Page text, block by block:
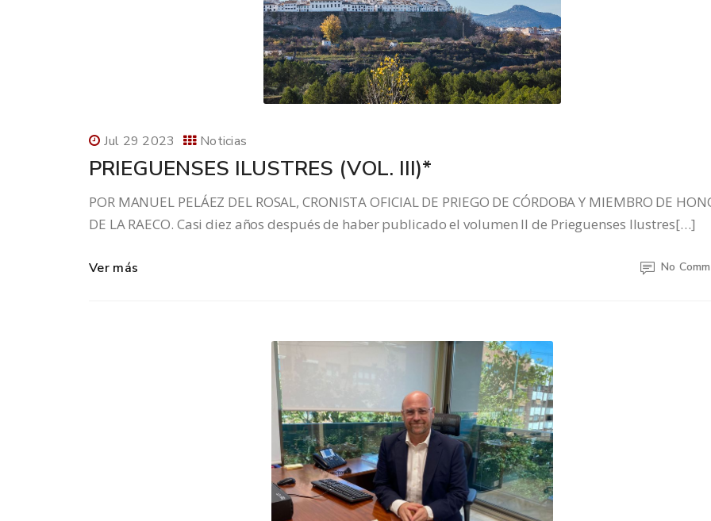
Jul 29 2023 Noticias
PRIEGUENSES ILUSTRES (VOL. III)*
POR MANUEL PELÁEZ DEL ROSAL, CRONISTA OFICIAL DE PRIEGO DE CÓRDOBA Y MIEMBRO DE
DE LA RAECO. Casi diez años después de haber publicado el volumen II de Prieguenses Ilustres[…]
Ver más No